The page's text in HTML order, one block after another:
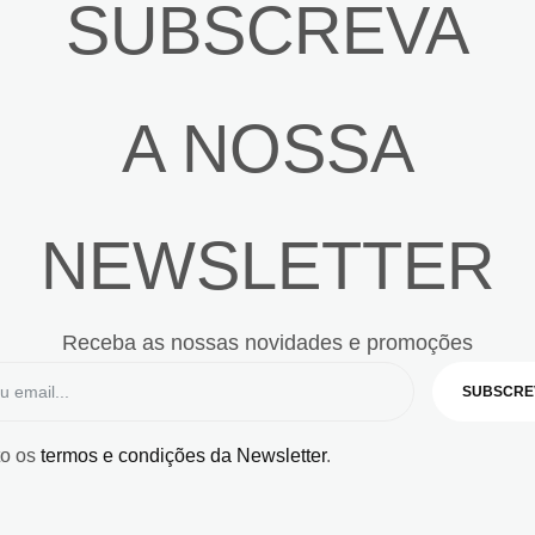
SUBSCREVA
A NOSSA
NEWSLETTER
Receba as nossas novidades e promoções
os termos e condições da Newsletter.